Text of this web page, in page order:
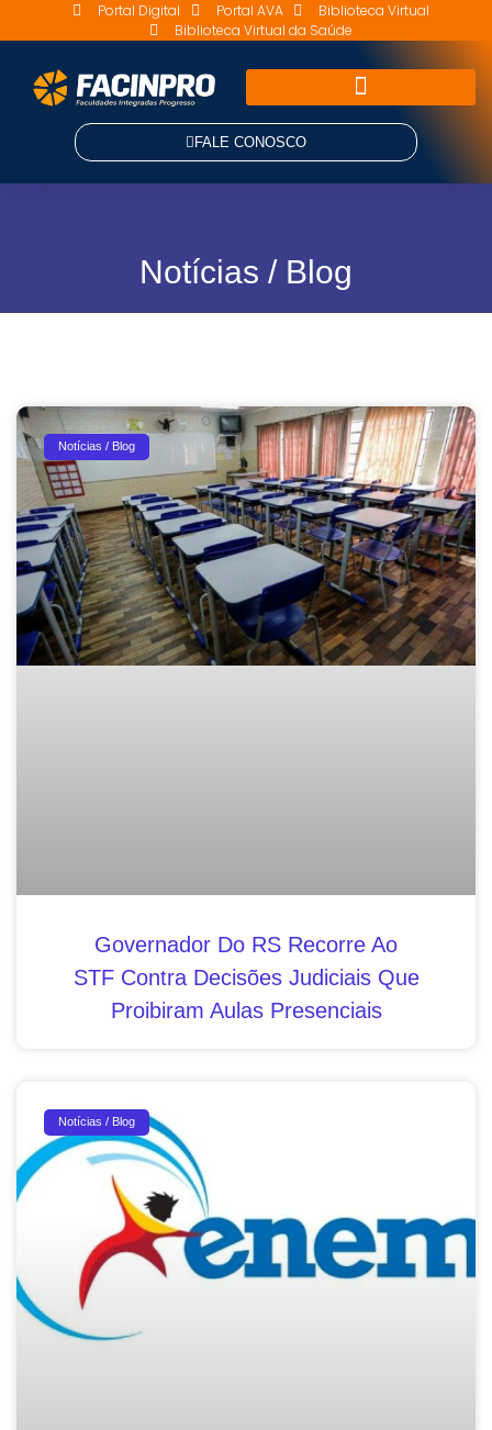
Portal Digital Portal AVA
Biblioteca Virtual
Biblioteca Virtual da Saúde
FALE CONOSCO
Notícias / Blog
Notícias / Blog
Governador Do RS Recorre Ao
STF Contra Decisões Judiciais Que
Proibiram Aulas Presenciais
Notícias / Blog